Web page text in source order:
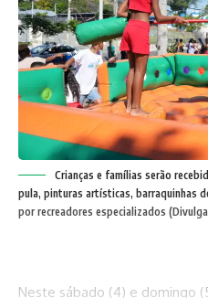
Crianças e famílias serão
pula, pinturas artísticas, barraquinhas
por recreadores especializados
Neste sábado (4) e domingo